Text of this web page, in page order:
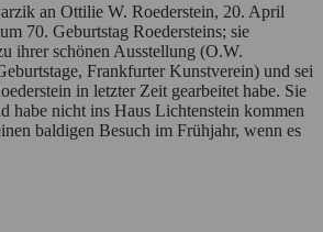
an Ottilie W. Roederstein, 20. April
70. Geburtstag Roedersteins; sie
ihrer schönen Ausstellung (O.W.
Frankfurter Kunstverein) und sei
in letzter Zeit gearbeitet habe. Sie
habe nicht ins Haus Lichtenstein kommen
baldigen Besuch im Frühjahr, wenn es